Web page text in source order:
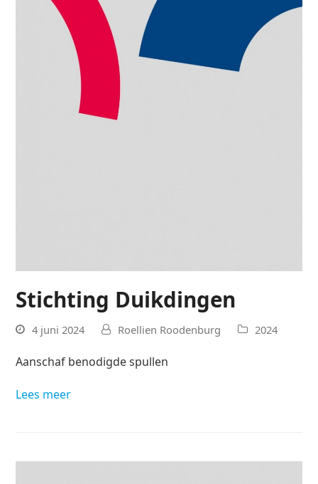
Stichting Duikdingen
4 juni 2024 Roellien Roodenburg 2024
Aanschaf benodigde spullen
Lees meer